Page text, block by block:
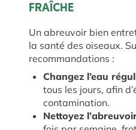
FRAÎCHE
Un abreuvoir bien
la santé des oiseaux.
recommandations :
Changez l’eau
tous les jours, afin
contamination.
Nettoyez